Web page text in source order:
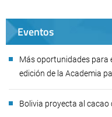
Eventos
Más oportunidades para
edición de la Academia
Bolivia proyecta al